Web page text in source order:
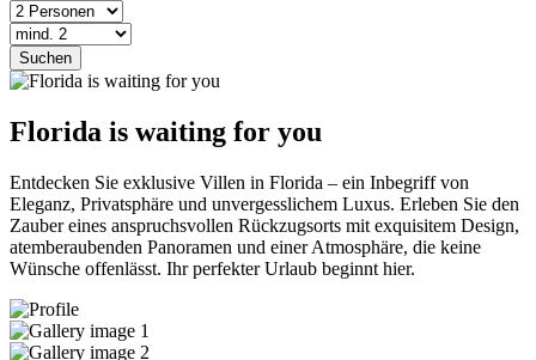
Suchen
Florida is waiting for you
Entdecken Sie exklusive Villen in Florida – ein Inbegriff von
Eleganz, Privatsphäre und unvergesslichem Luxus. Erleben Sie den
Zauber eines anspruchsvollen Rückzugsorts mit exquisitem Design,
atemberaubenden Panoramen und einer Atmosphäre, die keine
Wünsche offenlässt. Ihr perfekter Urlaub beginnt hier.